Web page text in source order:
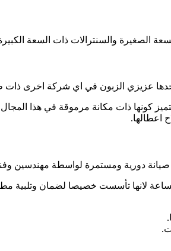
الصغيرة والسنترالات ذات السعة
ان تجدها عزيزي الزبون في اي شركة اخرى
اعطالها.
صيانة دورية ومستمرة لواسطة
لانها تأسست خصيصا لضمان وتلبية